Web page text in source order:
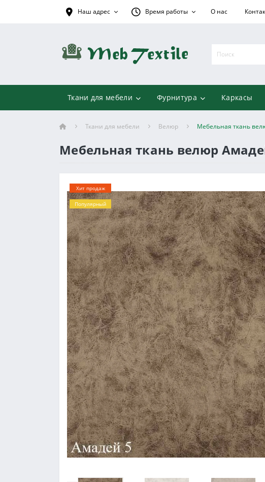
Наш адрес Время работы О нас
Ткани для мебели Фурнитура Каркасы
Ткани для мебели Велюр Мебельная ткань
Мебельная ткань велюр
Хит продаж
Популярный